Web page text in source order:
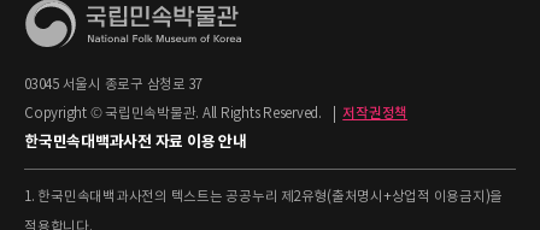
03045 서울시 종로구 삼청로 37
Copyright © 국립민속박물관. All Rights Reserved.
저작권정책
한국민속대백과사전 자료 이용 안내
1. 한국민속대백과사전의 텍스트는 공공누리 제2유형(출처명시+상업적 이용금지)을
적용합니다.